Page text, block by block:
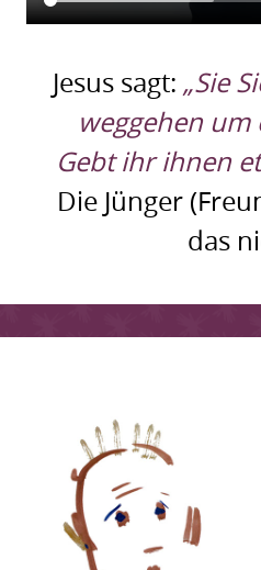
Jesus sagt: „Sie
weggehen
Gebt ihr ihnen
Die Jünger
das